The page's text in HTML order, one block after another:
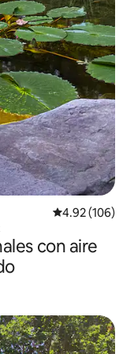
Calificación
4.92 (106)
con aire